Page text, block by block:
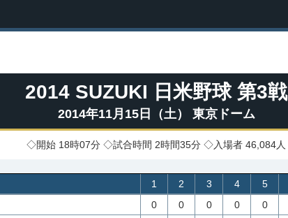
2014 SUZUKI 日米野球 第3戦
2014年11月15日（土） 東京ドーム
◇開始 18時07分 ◇試合時間 2時間35分 ◇入場者 46,084人
1 2 3 4 5
0
0 0 0 0